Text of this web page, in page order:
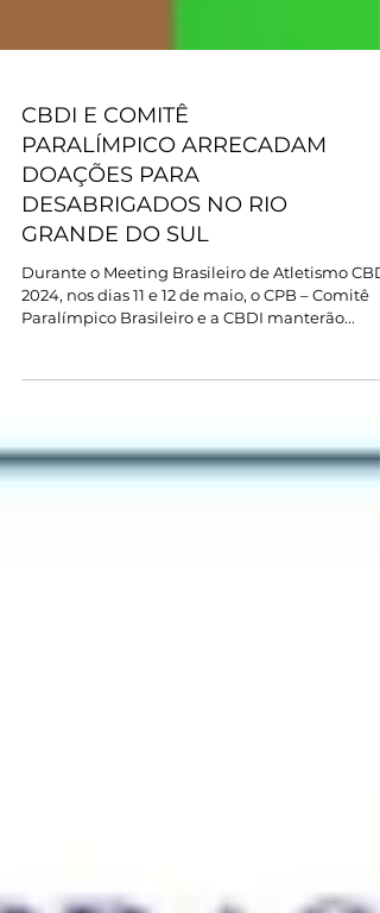
CBDI E COMITÊ
PARALÍMPICO ARRECADAM
DOAÇÕES PARA
DESABRIGADOS NO RIO
GRANDE DO SUL
Durante o Meeting Brasileiro de Atletismo